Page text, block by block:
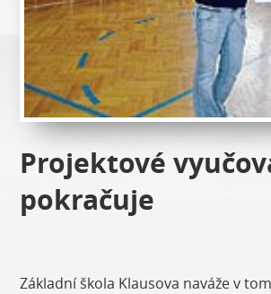
Projektové
pokračuje
Základní škola Klausova naváže v